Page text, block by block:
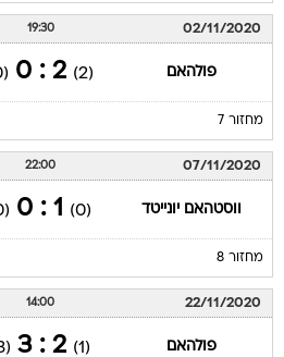
02/11/2020
19:30
פולהאם (2)
2 : 0
(0)
מחזור 7
07/11/2020
22:00
ווסטהאם יונייטד (0)
1 : 0
(0)
מחזור 8
22/11/2020
14:00
פולהאם (1)
2 : 3
(3)